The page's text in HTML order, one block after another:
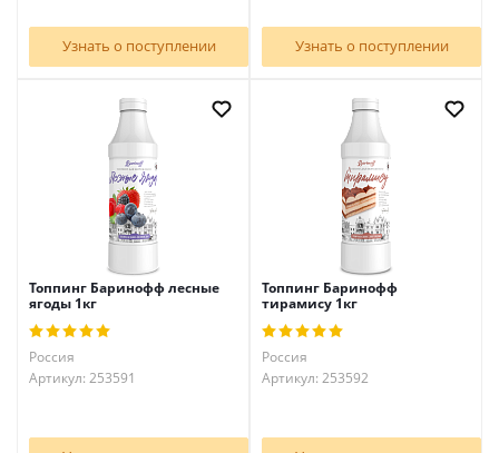
Узнать о поступлении Узнать о поступлении
Топпинг Баринофф лесные
ягоды 1кг
Россия
Артикул: 253591
Топпинг Баринофф
тирамису 1кг
Россия
Артикул: 253592